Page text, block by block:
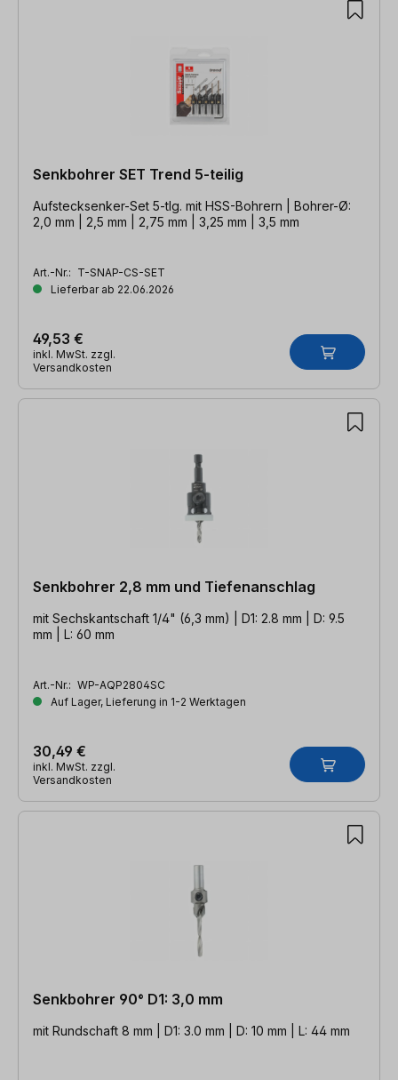
Senkbohrer SET Trend 5-teilig
Aufstecksenker-Set 5-tlg. mit HSS-Bohrern | Bohrer-Ø:
2,0 mm | 2,5 mm | 2,75 mm | 3,25 mm | 3,5 mm
Art.-Nr.: T-SNAP-CS-SET
Lieferbar ab 22.06.2026
49,53 €
inkl. MwSt. zzgl.
Versandkosten
Senkbohrer 2,8 mm und Tiefenanschlag
mit Sechskantschaft 1/4" (6,3 mm) | D1: 2.8 mm | D: 9.5
mm | L: 60 mm
Art.-Nr.: WP-AQP2804SC
Auf Lager, Lieferung in 1-2 Werktagen
30,49 €
inkl. MwSt. zzgl.
Versandkosten
Senkbohrer 90° D1: 3,0 mm
mit Rundschaft 8 mm | D1: 3.0 mm | D: 10 mm | L: 44 mm